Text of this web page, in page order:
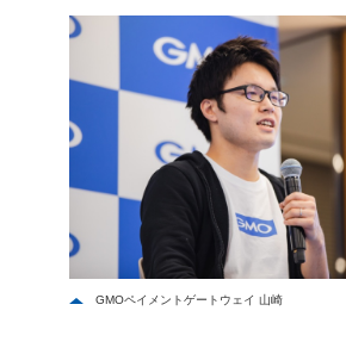
GMOペイメントゲートウェイ 山崎